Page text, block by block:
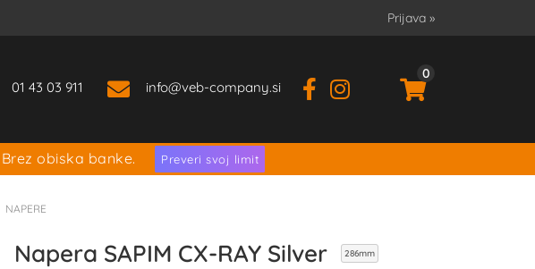
Prijava »
01 43 03 911 info veb-company.si
0
obiska banke. Preveri svoj limit
NAPERE
Napera SAPIM CX-RAY Silver 286mm